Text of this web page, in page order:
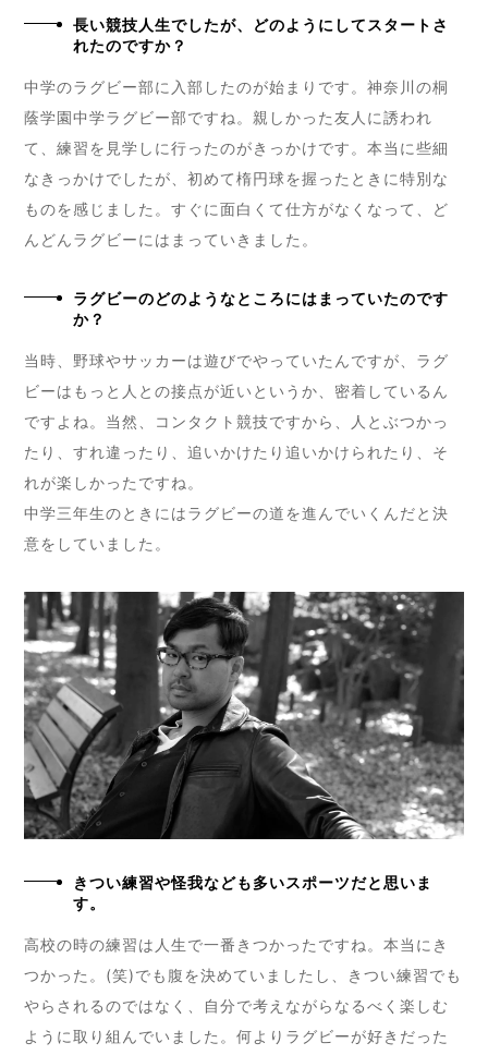
長い競技人生でしたが、どのようにしてスタートさ
れたのですか？
中学のラグビー部に入部したのが始まりです。神奈川の桐
蔭学園中学ラグビー部ですね。親しかった友人に誘われ
て、練習を見学しに行ったのがきっかけです。本当に些細
なきっかけでしたが、初めて楕円球を握ったときに特別な
ものを感じました。すぐに面白くて仕方がなくなって、ど
んどんラグビーにはまっていきました。
ラグビーのどのようなところにはまっていたのです
か？
当時、野球やサッカーは遊びでやっていたんですが、ラグ
ビーはもっと人との接点が近いというか、密着しているん
ですよね。当然、コンタクト競技ですから、人とぶつかっ
たり、すれ違ったり、追いかけたり追いかけられたり、そ
れが楽しかったですね。
中学三年生のときにはラグビーの道を進んでいくんだと決
意をしていました。
きつい練習や怪我なども多いスポーツだと思いま
す。
高校の時の練習は人生で一番きつかったですね。本当にき
つかった。(笑)でも腹を決めていましたし、きつい練習でも
やらされるのではなく、自分で考えながらなるべく楽しむ
ように取り組んでいました。何よりラグビーが好きだった